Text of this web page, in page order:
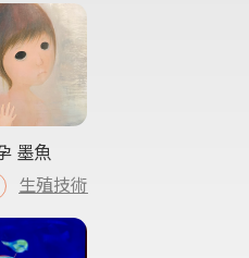
墨魚
生殖技術